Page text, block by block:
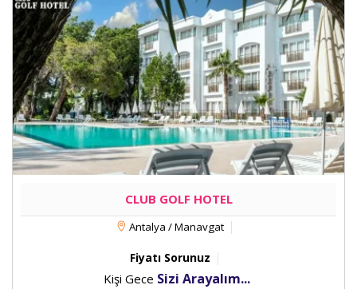
CLUB GOLF HOTEL
Antalya / Manavgat
Fiyatı Sorunuz
Kişi Gece Sizi Arayalım...